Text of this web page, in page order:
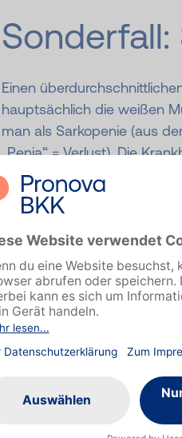
Einen
hauptsächlich die weißen
man als Sarkopenie (aus
„Penia“ = Verlust). Die
betrifft aber laut
über 70-Jährigen etwa
jede*n 2.
Für die Betroffenen ist
Einschränkungen in ihrem
Aufstehen oder
zum Sturzrisiko werden.
Ursachen für den
Altersbedingte
Chronischen